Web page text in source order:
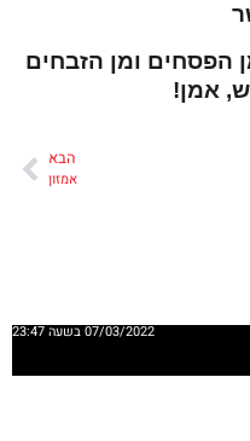
הפסחים ומן הזבחים
אמן!
הבא
אמזון
07/03/2022 בשעה 23:47